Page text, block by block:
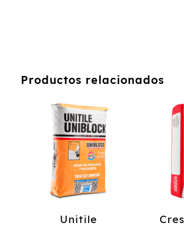
Productos relacionados
Unitile